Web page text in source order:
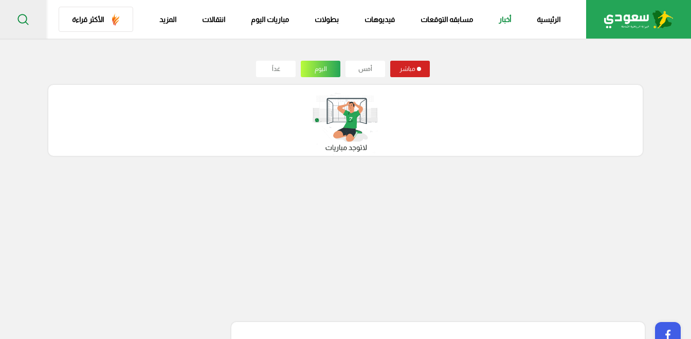
الرئيسية أخبار مسابقه التوقعات فيديوهات بطولات مباريات اليوم انتقالات المزيد الأكثر قراءة
مباشر أمس اليوم غداً